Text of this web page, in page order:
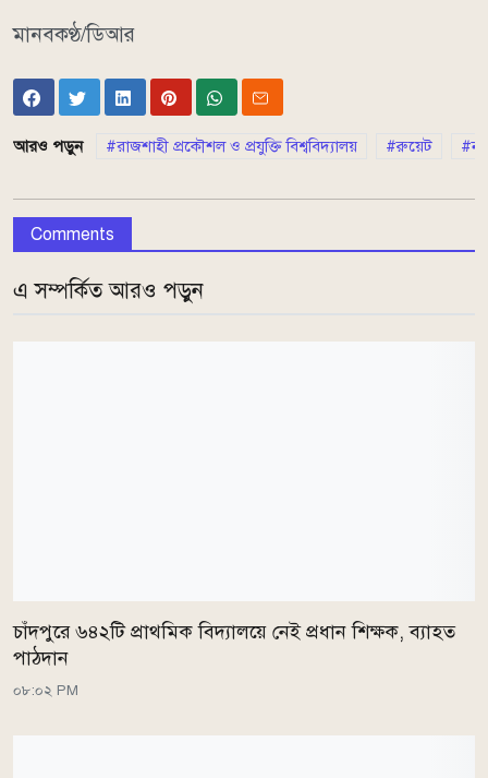
মানবকণ্ঠ/ডিআর
আরও পড়ুন রাজশাহী প্রকৌশল ও প্রযুক্তি বিশ্ববিদ্যালয় রুয়েট
Comments
এ সম্পর্কিত আরও পড়ুন
চাঁদপুরে ৬৪২টি প্রাথমিক বিদ্যালয়ে নেই প্রধান শিক্ষক, ব্যাহত
পাঠদান
০৮:০২ PM